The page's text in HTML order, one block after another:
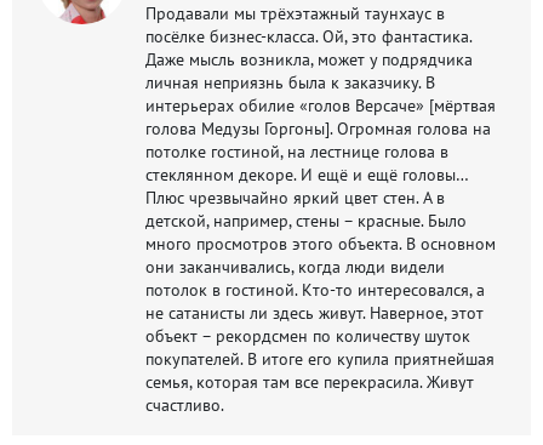
Продавали мы трёхэтажный таунхаус в
посёлке бизнес-класса. Ой, это фантастика.
Даже мысль возникла, может у подрядчика
личная неприязнь была к заказчику. В
интерьерах обилие «голов Версаче» [мёртвая
голова Медузы Горгоны]. Огромная голова на
потолке гостиной, на лестнице голова в
стеклянном декоре. И ещё и ещё головы…
Плюс чрезвычайно яркий цвет стен. А в
детской, например, стены – красные. Было
много просмотров этого объекта. В основном
они заканчивались, когда люди видели
потолок в гостиной. Кто-то интересовался, а
не сатанисты ли здесь живут. Наверное, этот
объект – рекордсмен по количеству шуток
покупателей. В итоге его купила приятнейшая
семья, которая там все перекрасила. Живут
счастливо.